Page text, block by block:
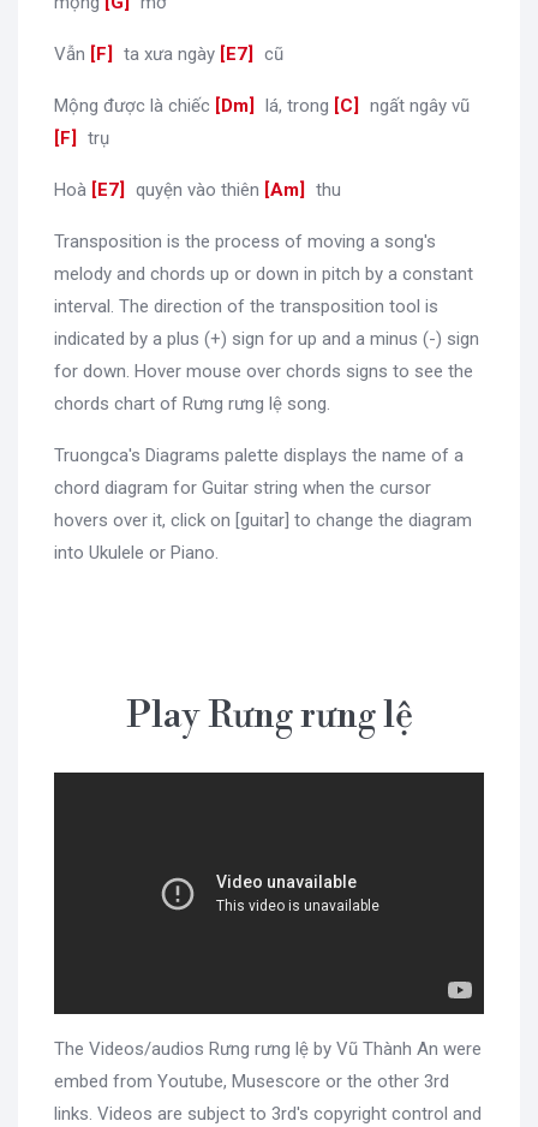
Vẫn [F ta xưa ngày [E7 cũ
Mộng được là chiếc [Dm lá, trong [C ngất ngây vũ
F
trụ
Hoà [E7 quyện vào thiên [Am thu
Transposition is the process of moving a song's
melody and chords up or down in pitch by a constant
interval. The direction of the transposition tool is
indicated by a plus (+) sign for up and a minus (-) sign
for down. Hover mouse over chords signs to see the
chords chart of Rưng rưng lệ song.
Truongca's Diagrams palette displays the name of a
chord diagram for Guitar string when the cursor
hovers over it, click on [guitar] to change the diagram
into Ukulele or Piano.
Play Rưng rưng lệ
The Videos/audios Rưng rưng lệ by Vũ Thành An were
embed from Youtube, Musescore or the other 3rd
links. Videos are subject to 3rd's copyright control and